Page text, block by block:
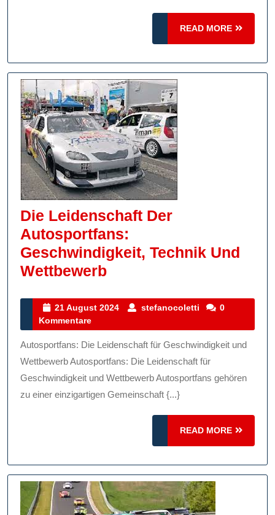
Rennfahrers
READ MORE
READ
MORE
Die Leidenschaft Der
Autosportfans:
Geschwindigkeit, Technik Und
WettbewerbDie
Der
Geschwindigkeit,
Technik
Und
Wettbewerb
21 August 2024
21
2024
stefanocoletti stefanocoletti
0
Kommentare
Autosportfans: Die Leidenschaft für Geschwindigkeit und
Wettbewerb Autosportfans: Die Leidenschaft für
Geschwindigkeit und Wettbewerb Autosportfans gehören
zu einer einzigartigen Gemeinschaft {...}
READ MORE
READ
MORE